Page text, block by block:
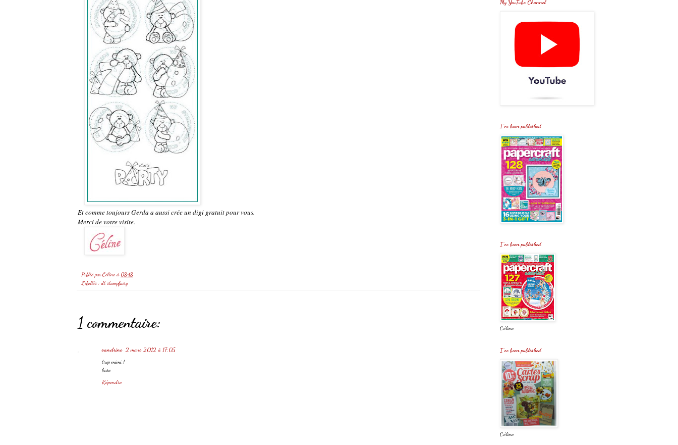
Et comme toujours Gerda a aussi crée un digi gratuit pour vous.
Merci de votre visite.
Publié parCéline à 08:48
Libellés : dt stampfairy
1 commentaire:
sandrine 2 mars 2012 à 17:05
trop mimi !
bise
Répondre
My YouTube Channel
I've been published
I've been published
Céline
I've been published
Céline